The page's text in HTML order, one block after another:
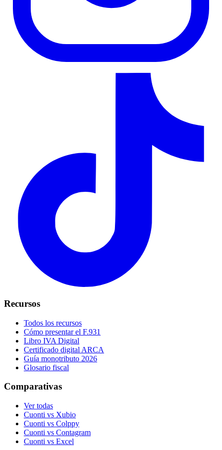
Recursos
Todos los recursos
Cómo presentar el F.931
Libro IVA Digital
Certificado digital ARCA
Guía monotributo 2026
Glosario fiscal
Comparativas
Ver todas
Cuonti vs Xubio
Cuonti vs Colppy
Cuonti vs Contagram
Cuonti vs Excel